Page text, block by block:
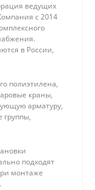
ведущих
с 2014
в России,
полиэтилена,
краны,
арматуру,
группы,
подходят
монтаже